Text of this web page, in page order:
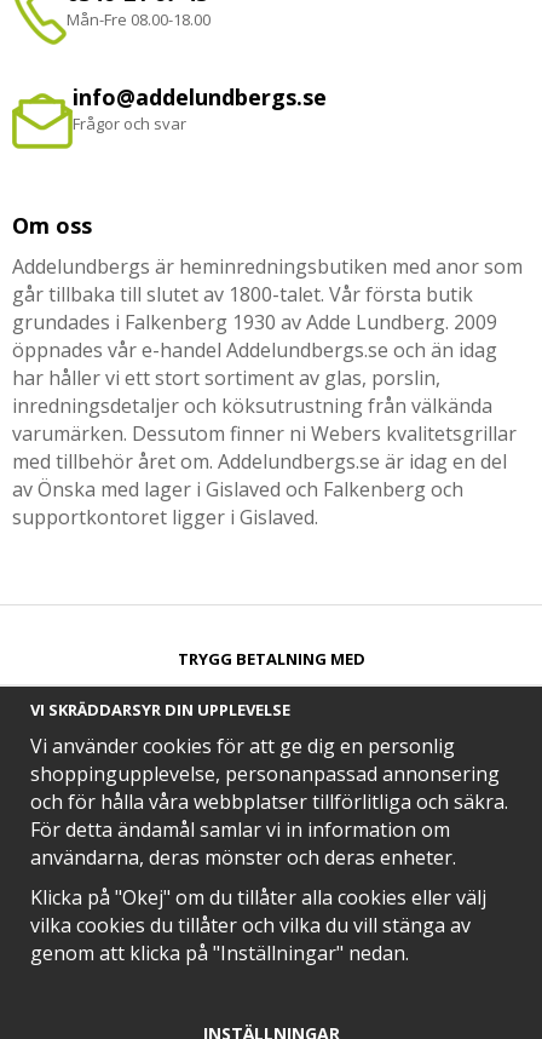
Mån-Fre 08.00-18.00
info@addelundbergs.se
Frågor och svar
Om oss
Addelundbergs är heminredningsbutiken med anor som
går tillbaka till slutet av 1800-talet. Vår första butik
grundades i Falkenberg 1930 av Adde Lundberg. 2009
öppnades vår e-handel Addelundbergs.se och än idag
har håller vi ett stort sortiment av glas, porslin,
inredningsdetaljer och köksutrustning från välkända
varumärken. Dessutom finner ni Webers kvalitetsgrillar
med tillbehör året om. Addelundbergs.se är idag en del
av Önska med lager i Gislaved och Falkenberg och
supportkontoret ligger i Gislaved.
TRYGG BETALNING MED​
SNABB LEVERANS MED
EN DEL AV
VI SKRÄDDARSYR DIN UPPLEVELSE
Vi använder cookies för att ge dig en personlig
shoppingupplevelse, personanpassad annonsering
och för hålla våra webbplatser tillförlitliga och säkra.
För detta ändamål samlar vi in information om
användarna, deras mönster och deras enheter.
Klicka på "Okej" om du tillåter alla cookies eller välj
vilka cookies du tillåter och vilka du vill stänga av
genom att klicka på "Inställningar" nedan.
INSTÄLLNINGAR